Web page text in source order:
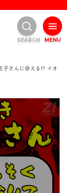
子さんに会える!? イオ
MENU
SEARCH